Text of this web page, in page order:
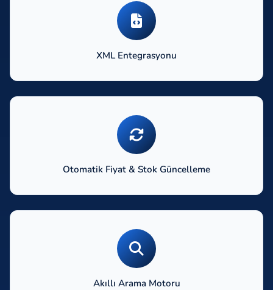
XML Entegrasyonu
Otomatik Fiyat & Stok Güncelleme
Akıllı Arama Motoru